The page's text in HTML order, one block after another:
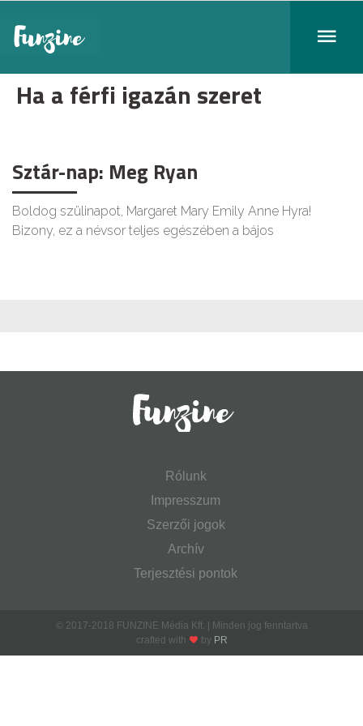
Ha a férfi igazán szeret
Sztár-nap: Meg Ryan
Boldog szülinapot, Margaret Mary Emily Anne Hyra!
Bizony, ez a névsor teljes egészében a bájos
Rólunk
Impresszum
Szerzői jogok
Archív
Terjesztési pontok
© 2017-2018 FUNZINE Média Kft. | Minden jog fenntartva
crafted with
by PR